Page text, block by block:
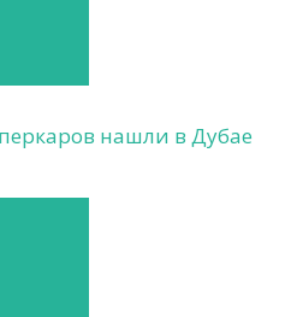
нашли в Дубае